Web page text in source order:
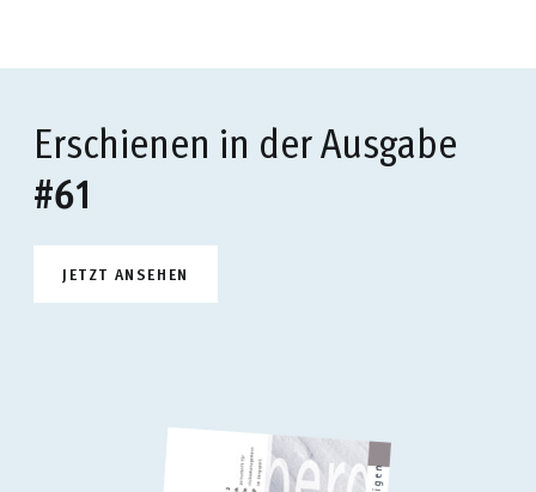
Erschienen in der Ausgabe
#61
JETZT ANSEHEN